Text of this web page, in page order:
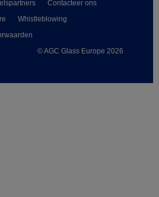
© AGC Glass Europe 2026
Contacteer ons
Whistleblowing